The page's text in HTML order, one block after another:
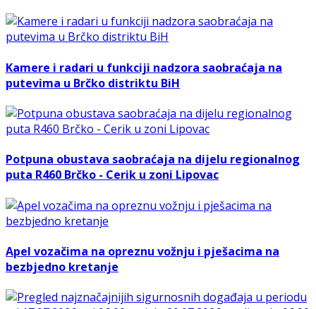
Kamere i radari u funkciji nadzora saobraćaja na
putevima u Brčko distriktu BiH
Potpuna obustava saobraćaja na dijelu regionalnog
puta R460 Brčko - Cerik u zoni Lipovac
Apel vozačima na opreznu vožnju i pješacima na
bezbjedno kretanje